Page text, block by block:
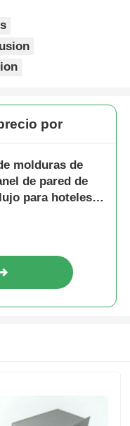
madera
por
molduras de
de pared de
para hoteles,